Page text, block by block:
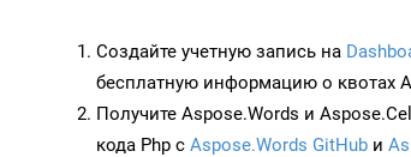
Создайте учетную запись на
бесплатную информацию о квотах
Получите Aspose.Words и
кода Php с Aspose.Words GitHub и